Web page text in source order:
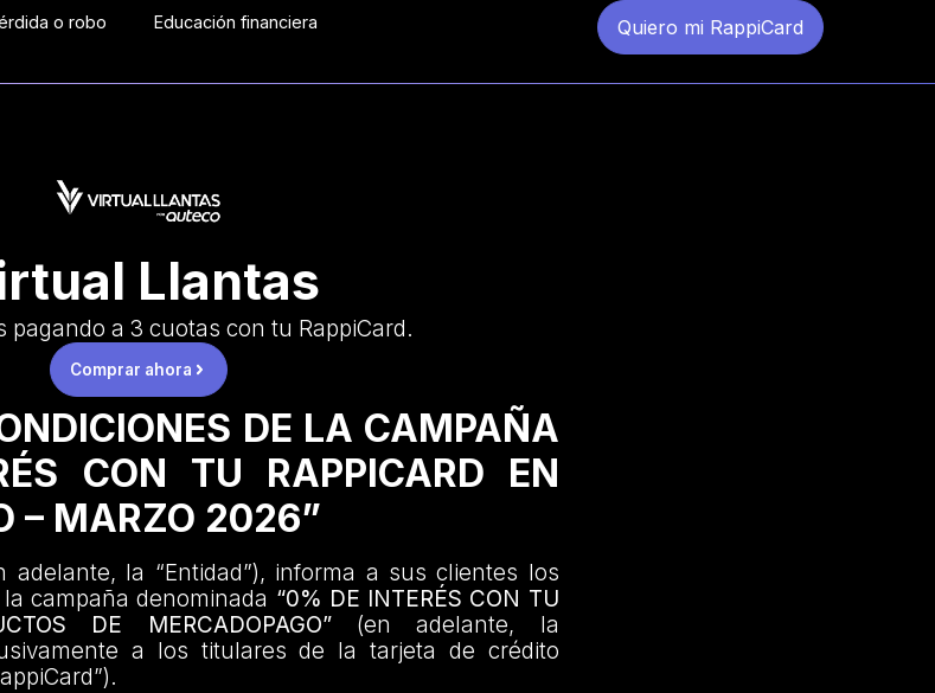
o robo Educación financiera Quiero mi RappiCard
Llantas
pagando a 3 cuotas con tu RappiCard.
Comprar ahora
DE LA CAMPAÑA
CON TU RAPPICARD EN
– MARZO 2026”
adelante, la “Entidad”), informa a sus clientes los
campaña denominada “0% DE INTERÉS CON TU
DE MERCADOPAGO”(en adelante, la
a los titulares de la tarjeta de crédito